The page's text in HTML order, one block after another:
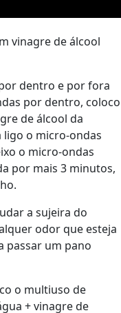
vinagre de álcool
dentro e por fora
por dentro, coloco
de álcool da
ligo o micro-ondas
o micro-ondas
por mais 3 minutos,
a sujeira do
odor que esteja
passar um pano
o multiuso de
+ vinagre de